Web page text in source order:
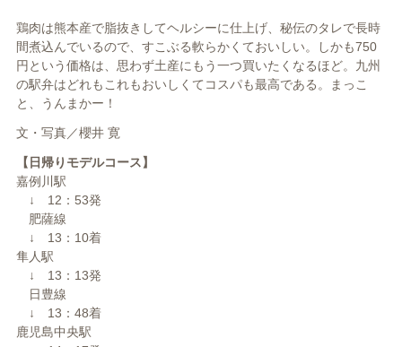
鶏肉は熊本産で脂抜きしてヘルシーに仕上げ、秘伝のタレで長時
間煮込んでいるので、すこぶる軟らかくておいしい。しかも750
円という価格は、思わず土産にもう一つ買いたくなるほど。九州
の駅弁はどれもこれもおいしくてコスパも最高である。まっこ
と、うんまかー！
文・写真／櫻井 寛
【日帰りモデルコース】
嘉例川駅
↓ 12：53発
肥薩線
↓ 13：10着
隼人駅
↓ 13：13発
日豊線
↓ 13：48着
鹿児島中央駅